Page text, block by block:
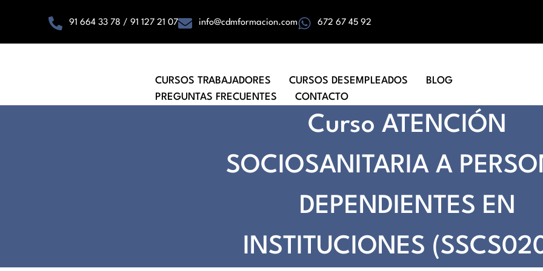
91 664 33 78 / 91 127 21 07 info@cdmformacion.com 672 67 45 92
CURSOS TRABAJADORES CURSOS DESEMPLEADOS
BLOG
PREGUNTAS FRECUENTES
CONTACTO
Curso ATENCIÓN
SOCIOSANITARIA A
DEPENDIENTES EN
INSTITUCIONES